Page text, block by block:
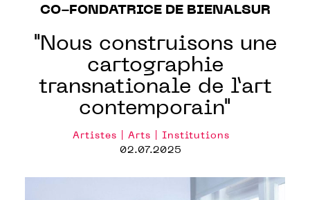
CO-FONDATRICE DE BIENALSUR
"Nous construisons une
cartographie
transnationale de l’art
contemporain"
Artistes | Arts | Institutions
02.07.2025